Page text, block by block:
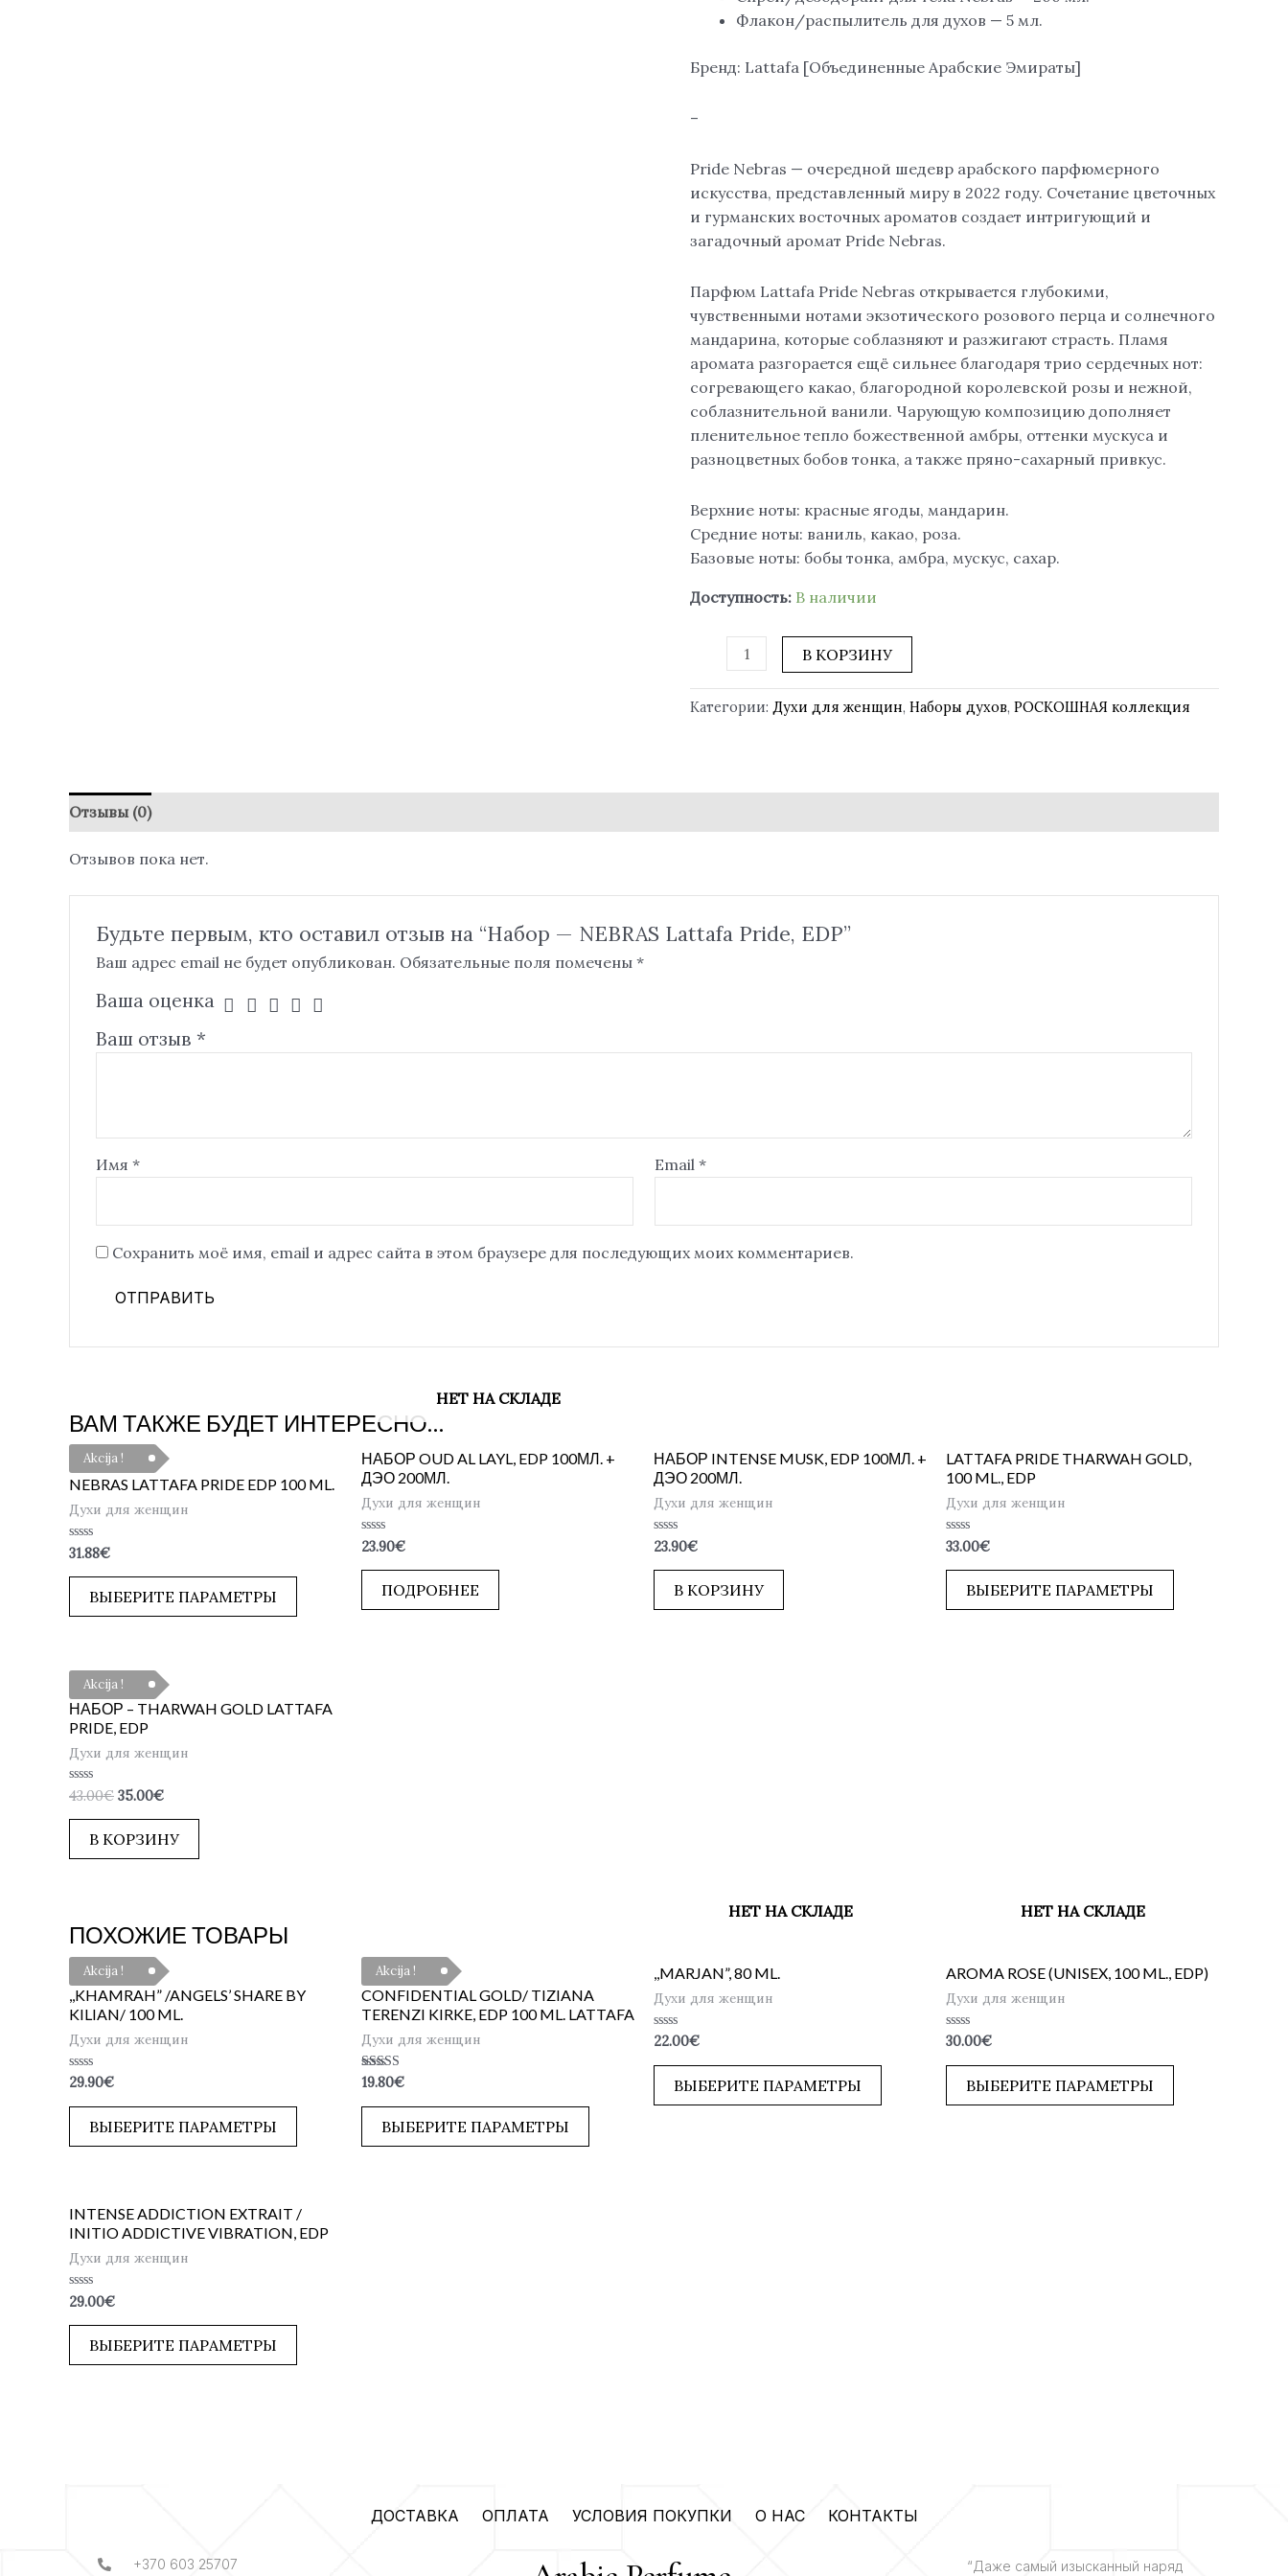
Флакон/распылитель для духов — 5 мл.
Бренд: Lattafa [Объединенные Арабские Эмираты]
–
Pride Nebras — очередной шедевр арабского парфюмерного
искусства, представленный миру в 2022 году. Сочетание цветочных
и гурманских восточных ароматов создает интригующий и
загадочный аромат Pride Nebras.
Парфюм Lattafa Pride Nebras открывается глубокими,
чувственными нотами экзотического розового перца и солнечного
мандарина, которые соблазняют и разжигают страсть. Пламя
аромата разгорается ещё сильнее благодаря трио сердечных нот:
согревающего какао, благородной королевской розы и нежной,
соблазнительной ванили. Чарующую композицию дополняет
пленительное тепло божественной амбры, оттенки мускуса и
разноцветных бобов тонка, а также пряно-сахарный привкус.
Верхние ноты: красные ягоды, мандарин.
Средние ноты: ваниль, какао, роза.
Базовые ноты: бобы тонка, амбра, мускус, сахар.
Доступность: В наличии
В КОРЗИНУ
Категории: Духи для женщин, Наборы духов, РОСКОШНАЯ коллекция
Отзывы (0)
Отзывов пока нет.
Будьте первым, кто оставил отзыв на “Набор — NEBRAS Lattafa Pride, EDP”
Ваш адрес email не будет опубликован. Обязательные поля помечены *
Ваша оценка
Ваш отзыв *
Имя * Email*
Сохранить моё имя, email и адрес сайта в этом браузере для последующих моих комментариев.
ВАМ ТАКЖЕ БУДЕТ ИНТЕРЕСНО…
Akcija !
NEBRAS LATTAFA PRIDE EDP 100 ML.
Духи для женщин
Оценка
0
из
31.88€
ВЫБЕРИТЕ ПАРАМЕТРЫ
НЕТ НА СКЛАДЕ
НАБОР OUD AL LAYL, EDP 100МЛ. +
ДЭО 200МЛ.
Духи для женщин
Оценка
0
из
23.90€
ПОДРОБНЕЕ
НАБОР INTENSE MUSK, EDP 100МЛ. +
ДЭО 200МЛ.
Духи для женщин
Оценка
0
из
23.90€
В КОРЗИНУ
LATTAFA PRIDE THARWAH GOLD,
100 ML., EDP
Духи для женщин
Оценка
0
из
33.00€
ВЫБЕРИТЕ ПАРАМЕТРЫ
Akcija !
НАБОР – THARWAH GOLD LATTAFA
PRIDE, EDP
Духи для женщин
Оценка
из
43.00€ 35.00€
В КОРЗИНУ
ПОХОЖИЕ ТОВАРЫ
Akcija !
,,KHAMRAH” /ANGELS’ SHARE BY
KILIAN/ 100 ML.
Духи для женщин
Оценка
из
29.90€
ВЫБЕРИТЕ ПАРАМЕТРЫ
Akcija !
CONFIDENTIAL GOLD/ TIZIANA
TERENZI KIRKE, EDP 100 ML. LATTAFA
Духи для женщин
Оценка
из 5
19.80€
ВЫБЕРИТЕ ПАРАМЕТРЫ
НЕТ НА СКЛАДЕ
,,MARJAN”, 80 ML.
Духи для женщин
Оценка
из
22.00€
ВЫБЕРИТЕ ПАРАМЕТРЫ
НЕТ НА СКЛАДЕ
AROMA ROSE (UNISEX, 100 ML., EDP)
Духи для женщин
Оценка
из
30.00€
ВЫБЕРИТЕ ПАРАМЕТРЫ
INTENSE ADDICTION EXTRAIT /
INITIO ADDICTIVE VIBRATION, EDP
Духи для женщин
Оценка
0
из
29.00€
ВЫБЕРИТЕ ПАРАМЕТРЫ
ДОСТАВКА ОПЛАТА УСЛОВИЯ ПОКУПКИ О НАС КОНТАКТЫ
+370 603 25707 “Даже самый изысканный наряд